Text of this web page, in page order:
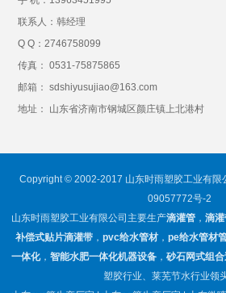
联系人：韩经理
Q Q： 2746758099
传真： 0531-75875865
邮箱： sdshiyusujiao@163.com
地址： 山东省济南市钢城区颜庄镇上北港村
Copyright © 2002-2017 山东时雨塑胶工业有
09057772号-2
山东时雨塑胶工业有限公司主要生产滴灌管， 滴
补偿式贴片滴灌带， pvc给水管材， pe给水管材
一体化， 智能水肥一体化机器设备， 砂石网式组
塑胶行业、莱芜节水行业领